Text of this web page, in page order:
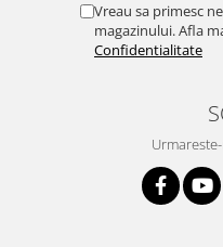
Vreau sa primesc
magazinului. Afla
Confidentialitate